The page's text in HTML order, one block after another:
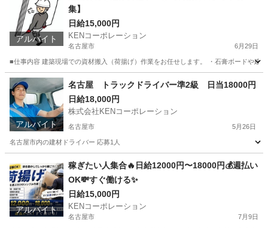
アルバイト
集】
日給15,000円
KENコーポレーション
名古屋市 6月29日
■仕事内容 建築現場での資材搬入（荷揚げ）作業をお任せします。 ・石膏ボードや
愛知 名古屋市 その他 スタッフ
アルバイト
名古屋 トラックドライバー準2級 日当18000円
日給18,000円
株式会社KENコーポレーション
名古屋市 5月26日
名古屋市内の建材ドライバー 応募1人
ドライバー トラック
アルバイト
稼ぎたい人集合🔥日給12000円〜18000円💰週払い
OK💸すぐ働ける✨
日給15,000円
KENコーポレーション
名古屋市 7月9日